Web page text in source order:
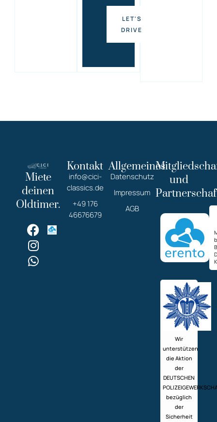
LET'S
DRIVE
Miete
deinen
Oldtimer.
Kontakt
info@cici-
classics.de
+49 176
46676679
Allgemeines
Datenschutz
Impressum
AGB
und
Wir
unterstützen
die Aktion
der
DEUTSCHEN
bezüglich
der
Sicherheit